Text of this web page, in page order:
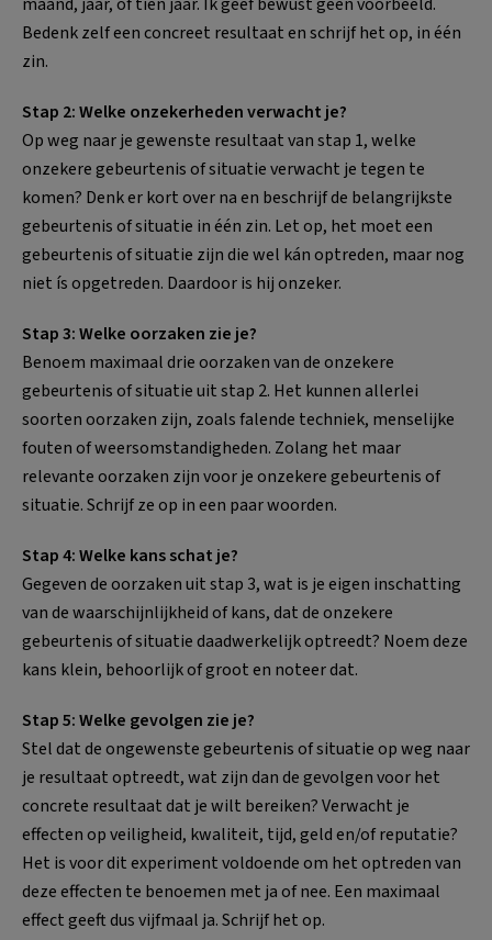
Bedenk zelf een concreet resultaat en schrijf het op, in één
zin.
Stap 2: Welke onzekerheden verwacht je?
Op weg naar je gewenste resultaat van stap 1, welke
onzekere gebeurtenis of situatie verwacht je tegen te
komen? Denk er kort over na en beschrijf de belangrijkste
gebeurtenis of situatie in één zin. Let op, het moet een
gebeurtenis of situatie zijn die wel kán optreden, maar nog
niet ís opgetreden. Daardoor is hij onzeker.
Stap 3: Welke oorzaken zie je?
Benoem maximaal drie oorzaken van de onzekere
gebeurtenis of situatie uit stap 2. Het kunnen allerlei
soorten oorzaken zijn, zoals falende techniek, menselijke
fouten of weersomstandigheden. Zolang het maar
relevante oorzaken zijn voor je onzekere gebeurtenis of
situatie. Schrijf ze op in een paar woorden.
Stap 4: Welke kans schat je?
Gegeven de oorzaken uit stap 3, wat is je eigen inschatting
van de waarschijnlijkheid of kans, dat de onzekere
gebeurtenis of situatie daadwerkelijk optreedt? Noem deze
kans klein, behoorlijk of groot en noteer dat.
Stap 5: Welke gevolgen zie je?
Stel dat de ongewenste gebeurtenis of situatie op weg naar
je resultaat optreedt, wat zijn dan de gevolgen voor het
concrete resultaat dat je wilt bereiken? Verwacht je
effecten op veiligheid, kwaliteit, tijd, geld en/of reputatie?
Het is voor dit experiment voldoende om het optreden van
deze effecten te benoemen met ja of nee. Een maximaal
effect geeft dus vijfmaal ja. Schrijf het op.